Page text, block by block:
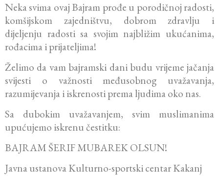
Neka svima ovaj Bajram prođe u porodičnoj radosti,
komšijskom zajedništvu, dobrom zdravlju i
dijeljenju radosti sa svojim najbližim ukućanima,
rođacima i prijateljima!
Želimo da vam bajramski dani budu vrijeme jačanja
svijesti o važnosti međusobnog uvažavanja,
razumijevanja i iskrenosti prema ljudima oko nas.
Sa dubokim uvažavanjem, svim muslimanima
upućujemo iskrenu čestitku:
BAJRAM ŠERIF MUBAREK OLSUN!
Javna ustanova Kulturno-sportski centar Kakanj